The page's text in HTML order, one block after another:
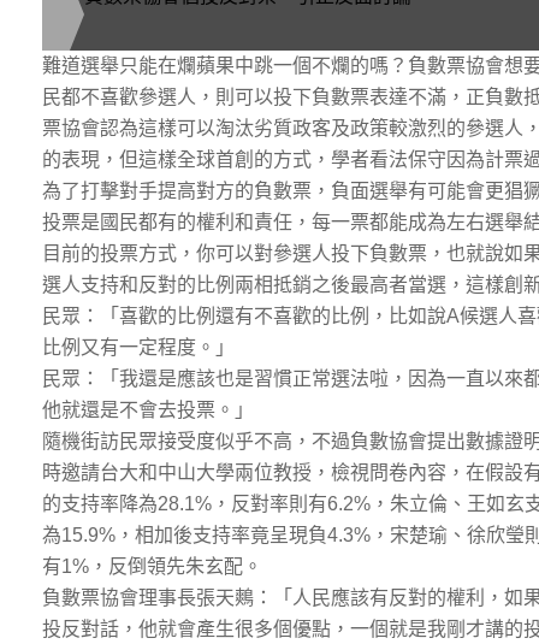
難道選舉只能在爛蘋果中跳一個不爛的嗎？負數票協會想
民都不喜歡參選人，則可以投下負數票表達不滿，正負數
票協會認為這樣可以淘汰劣質政客及政策較激烈的參選人
的表現，但這樣全球首創的方式，學者看法保守因為計票
為了打擊對手提高對方的負數票，負面選舉有可能會更猖
投票是國民都有的權利和責任，每一票都能成為左右選舉
目前的投票方式，你可以對參選人投下負數票，也就說如
選人支持和反對的比例兩相抵銷之後最高者當選，這樣創
民眾：「喜歡的比例還有不喜歡的比例，比如說A候選人
比例又有一定程度。」
民眾：「我還是應該也是習慣正常選法啦，因為一直以來
他就還是不會去投票。」
隨機街訪民眾接受度似乎不高，不過負數協會提出數據證
時邀請台大和中山大學兩位教授，檢視問卷內容，在假設
的支持率降為28.1%，反對率則有6.2%，朱立倫、王如玄
為15.9%，相加後支持率竟呈現負4.3%，宋楚瑜、徐欣瑩
有1%，反倒領先朱玄配。
負數票協會理事長張天鷞：「人民應該有反對的權利，如
投反對話，他就會產生很多個優點，一個就是我剛才講的